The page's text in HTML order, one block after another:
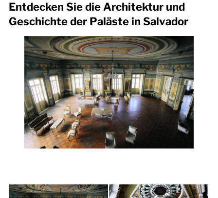
Entdecken Sie die Architektur und
Geschichte der Paläste in Salvador